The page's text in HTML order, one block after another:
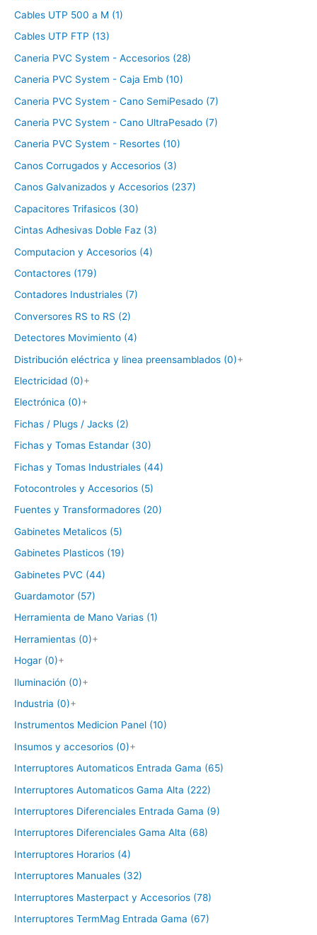
Cables UTP 500 a M (1)
Cables UTP FTP (13)
Caneria PVC System - Accesorios (28)
Caneria PVC System - Caja Emb (10)
Caneria PVC System - Cano SemiPesado (7)
Caneria PVC System - Cano UltraPesado (7)
Caneria PVC System - Resortes (10)
Canos Corrugados y Accesorios (3)
Canos Galvanizados y Accesorios (237)
Capacitores Trifasicos (30)
Cintas Adhesivas Doble Faz (3)
Computacion y Accesorios (4)
Contactores (179)
Contadores Industriales (7)
Conversores RS to RS (2)
Detectores Movimiento (4)
Distribución eléctrica y linea preensamblados (0)+
Electricidad (0)+
Electrónica (0)+
Fichas / Plugs / Jacks (2)
Fichas y Tomas Estandar (30)
Fichas y Tomas Industriales (44)
Fotocontroles y Accesorios (5)
Fuentes y Transformadores (20)
Gabinetes Metalicos (5)
Gabinetes Plasticos (19)
Gabinetes PVC (44)
Guardamotor (57)
Herramienta de Mano Varias (1)
Herramientas (0)+
Hogar (0)+
Iluminación (0)+
Industria (0)+
Instrumentos Medicion Panel (10)
Insumos y accesorios (0)+
Interruptores Automaticos Entrada Gama (65)
Interruptores Automaticos Gama Alta (222)
Interruptores Diferenciales Entrada Gama (9)
Interruptores Diferenciales Gama Alta (68)
Interruptores Horarios (4)
Interruptores Manuales (32)
Interruptores Masterpact y Accesorios (78)
Interruptores TermMag Entrada Gama (67)